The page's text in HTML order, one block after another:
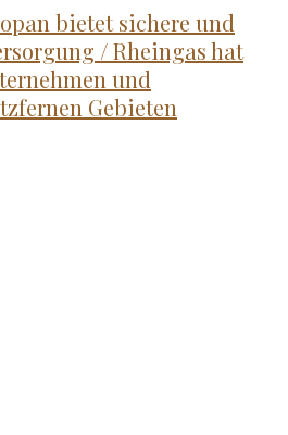
bietet sichere und
/ Rheingas hat
und
Gebieten